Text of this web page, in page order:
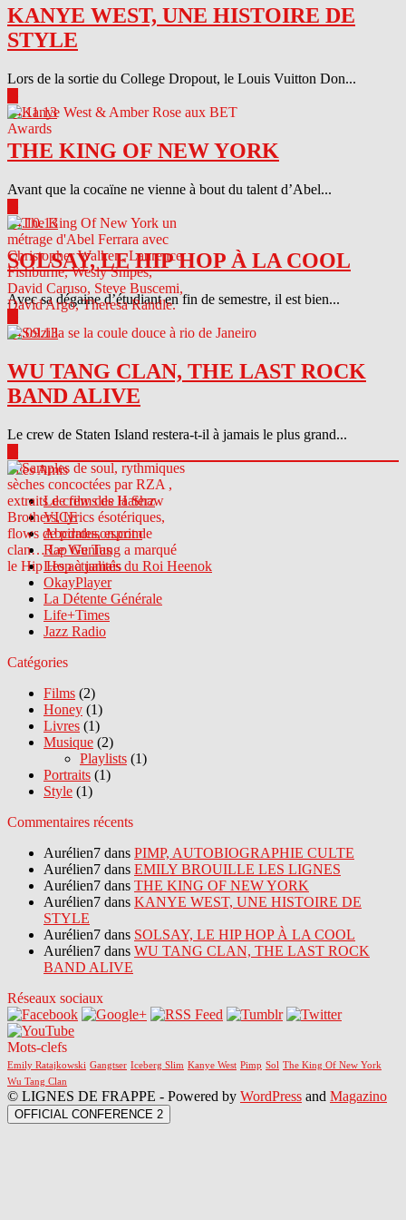
KANYE WEST, UNE HISTOIRE DE
STYLE
Lors de la sortie du College Dropout, le Louis Vuitton Don...
04.11.13
THE KING OF NEW YORK
Avant que la cocaïne ne vienne à bout du talent d’Abel...
04.10.13
SOLSAY, LE HIP HOP À LA COOL
Avec sa dégaine d’étudiant en fin de semestre, il est bien...
04.09.13
WU TANG CLAN, THE LAST ROCK
BAND ALIVE
Le crew de Staten Island restera-t-il à jamais le plus grand...
Sites Amis
Le crew des Haterz
VICE
Abcdrduson.com
Rap Genius
Les actualités du Roi Heenok
OkayPlayer
La Détente Générale
Life+Times
Jazz Radio
Catégories
Films (2)
Honey (1)
Livres (1)
Musique (2)
Playlists (1)
Portraits (1)
Style (1)
Commentaires récents
Aurélien7 dans PIMP, AUTOBIOGRAPHIE CULTE
Aurélien7 dans EMILY BROUILLE LES LIGNES
Aurélien7 dans THE KING OF NEW YORK
Aurélien7 dans KANYE WEST, UNE HISTOIRE DE
STYLE
Aurélien7 dans SOLSAY, LE HIP HOP À LA COOL
Aurélien7 dans WU TANG CLAN, THE LAST ROCK
BAND ALIVE
Réseaux sociaux
Mots-clefs
Emily Ratajkowski Gangtser Iceberg Slim Kanye West Pimp Sol The King Of New York
Wu Tang Clan
© LIGNES DE FRAPPE - Powered by WordPress and Magazino
OFFICIAL CONFERENCE 2